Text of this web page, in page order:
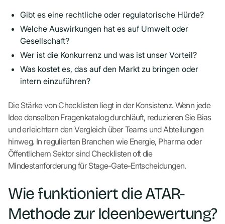
Gibt es eine rechtliche oder regulatorische Hürde?
Welche Auswirkungen hat es auf Umwelt oder
Gesellschaft?
Wer ist die Konkurrenz und was ist unser Vorteil?
Was kostet es, das auf den Markt zu bringen oder
intern einzuführen?
Die Stärke von Checklisten liegt in der Konsistenz. Wenn jede
Idee denselben Fragenkatalog durchläuft, reduzieren Sie Bias
und erleichtern den Vergleich über Teams und Abteilungen
hinweg. In regulierten Branchen wie Energie, Pharma oder
Öffentlichem Sektor sind Checklisten oft die
Mindestanforderung für Stage-Gate-Entscheidungen.
Wie funktioniert die ATAR-
Methode zur Ideenbewertung?